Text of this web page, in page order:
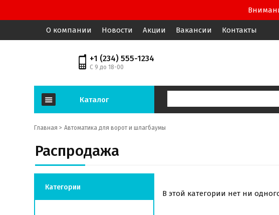
О компании Новости Акции Вакансии Контакты
+1 (234) 555-1234
С 9 до 18-00
Каталог
Главная > Автоматика для ворот и шлагбаумы
Распродажа
Категории
В этой категории нет ни